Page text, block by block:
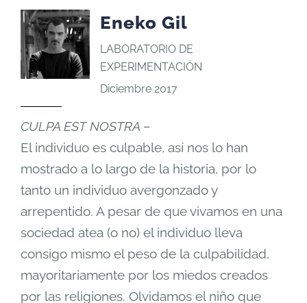
Eneko Gil
LABORATORIO DE
EXPERIMENTACIÓN
Diciembre 2017
CULPA EST NOSTRA –
El individuo es culpable, así nos lo han
mostrado a lo largo de la historia, por lo
tanto un individuo avergonzado y
arrepentido. A pesar de que vivamos en una
sociedad atea (o no) el individuo lleva
consigo mismo el peso de la culpabilidad,
mayoritariamente por los miedos creados
por las religiones. Olvidamos el niño que